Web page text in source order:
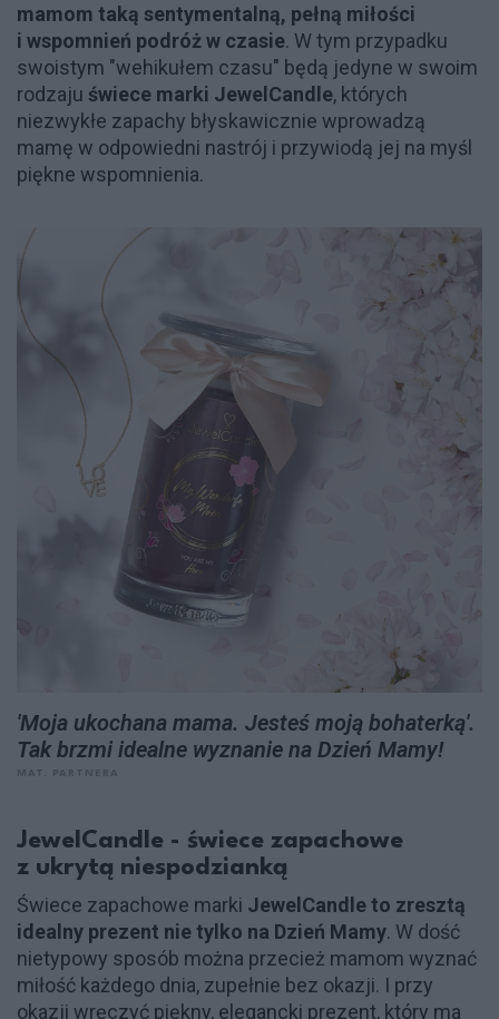
mamom taką sentymentalną, pełną miłości
i wspomnień podróż w czasie. W tym przypadku
swoistym "wehikułem czasu" będą jedyne w swoim
rodzaju świece marki JewelCandle, których
niezwykłe zapachy błyskawicznie wprowadzą
mamę w odpowiedni nastrój i przywiodą jej na myśl
piękne wspomnienia.
'Moja ukochana mama. Jesteś moją bohaterką'.
Tak brzmi idealne wyznanie na Dzień Mamy!
JewelCandle - świece zapachowe
z ukrytą niespodzianką
Świece zapachowe marki JewelCandle to zresztą
idealny prezent nie tylko na Dzień Mamy. W dość
nietypowy sposób można przecież mamom wyznać
miłość każdego dnia, zupełnie bez okazji. I przy
okazji wręczyć piękny, elegancki prezent, który ma